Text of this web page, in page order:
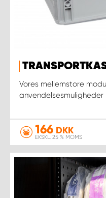
Vores mellemstore
anvendelsesmuligheder
166 DKK
EKSKL. 25 % MOMS